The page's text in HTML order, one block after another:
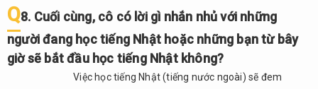
Q8. Cuối cùng, cô có lời gì nhắn nhủ với những
người đang học tiếng Nhật hoặc những bạn từ bây
giờ sẽ bắt đầu học tiếng Nhật không?
Việc học tiếng Nhật (tiếng nước ngoài) sẽ đem